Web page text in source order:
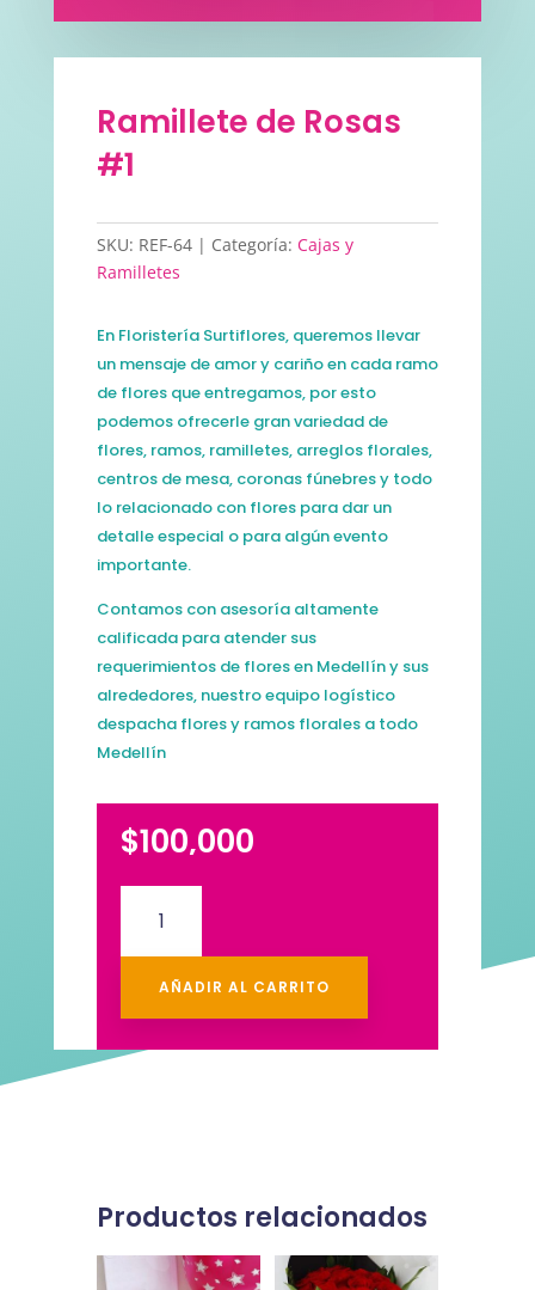
Ramillete de Rosas
#1
SKU: REF-64 Categoría: Cajas y
Ramilletes
En Floristería Surtiflores, queremos llevar
un mensaje de amor y cariño en cada ramo
de flores que entregamos, por esto
podemos ofrecerle gran variedad de
flores, ramos, ramilletes, arreglos florales,
centros de mesa, coronas fúnebres y todo
lo relacionado con flores para dar un
detalle especial o para algún evento
importante.
Contamos con asesoría altamente
calificada para atender sus
requerimientos de flores en Medellín y sus
alrededores, nuestro equipo logístico
despacha flores y ramos florales a todo
Medellín
$100,000
Rosas
AÑADIR AL CARRITO
Productos relacionados